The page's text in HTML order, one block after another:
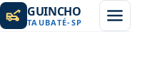
GUINCHO
TAUBATÉ-SP